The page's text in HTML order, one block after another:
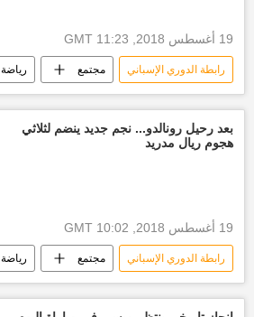
19 أغسطس 2018, 11:23 GMT
رابطة الدوري الإسباني مجتمع رياضة
الأخبار سيرخيو راموس
الدوري الإسباني راموس
أخبار نادي ريال مدريد
بعد رحيل رونالدو... نجم جديد ينضم لثلاثي
هجوم ريال مدريد
19 أغسطس 2018, 10:02 GMT
رابطة الدوري الإسباني مجتمع رياضة
الأخبار غاريث بيل بنزيما
الدوري الإسباني أخبار نادي ريال مدريد